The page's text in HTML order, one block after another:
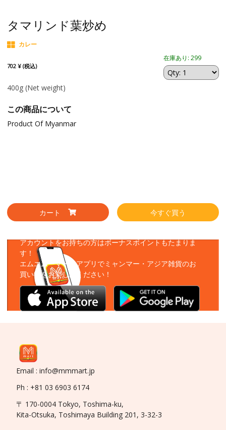
タマリンド葉炒め
カレー
702 ¥ (税込)
在庫あり: 299
400g (Net weight)
この商品について
Product Of Myanmar
カート 今すぐ買う
アカウントをお持ちの方はボーナスポイントもたまりま
す！
エムエムーマートアプリでミャンマー・アジア雑貨のお
買い物をお楽しみください！
Email : info@mmmart.jp
Ph : +81 03 6903 6174
〒 170-0004 Tokyo, Toshima-ku,
Kita-Otsuka, Toshimaya Building 201, 3-32-3